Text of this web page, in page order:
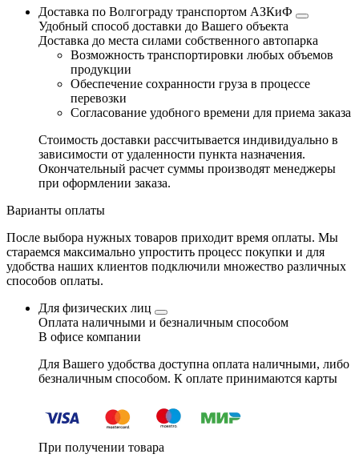
Доставка по Волгограду транспортом АЗКиФ
Удобный способ доставки до Вашего объекта
Доставка до места силами собственного автопарка
Возможность транспортировки любых объемов
продукции
Обеспечение сохранности груза в процессе
перевозки
Согласование удобного времени для приема заказа
Стоимость доставки рассчитывается индивидуально в
зависимости от удаленности пункта назначения.
Окончательный расчет суммы производят менеджеры
при оформлении заказа.
Варианты оплаты
После выбора нужных товаров приходит время оплаты. Мы
стараемся максимально упростить процесс покупки и для
удобства наших клиентов подключили множество различных
способов оплаты.
Для физических лиц
Оплата наличными и безналичным способом
В офисе компании
Для Вашего удобства доступна оплата наличными, либо
безналичным способом. К оплате принимаются карты
При получении товара